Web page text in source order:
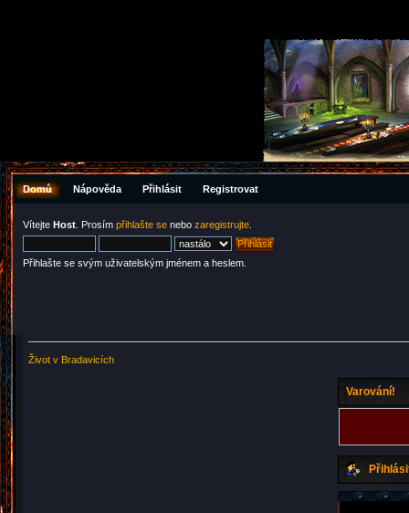
Domů Nápověda Přihlásit Registrovat
Vítejte Host . Prosím přihlašte se nebo zaregistrujte
Přihlašte se svým uživatelským jménem a heslem.
Život v Bradavicích
Varování!